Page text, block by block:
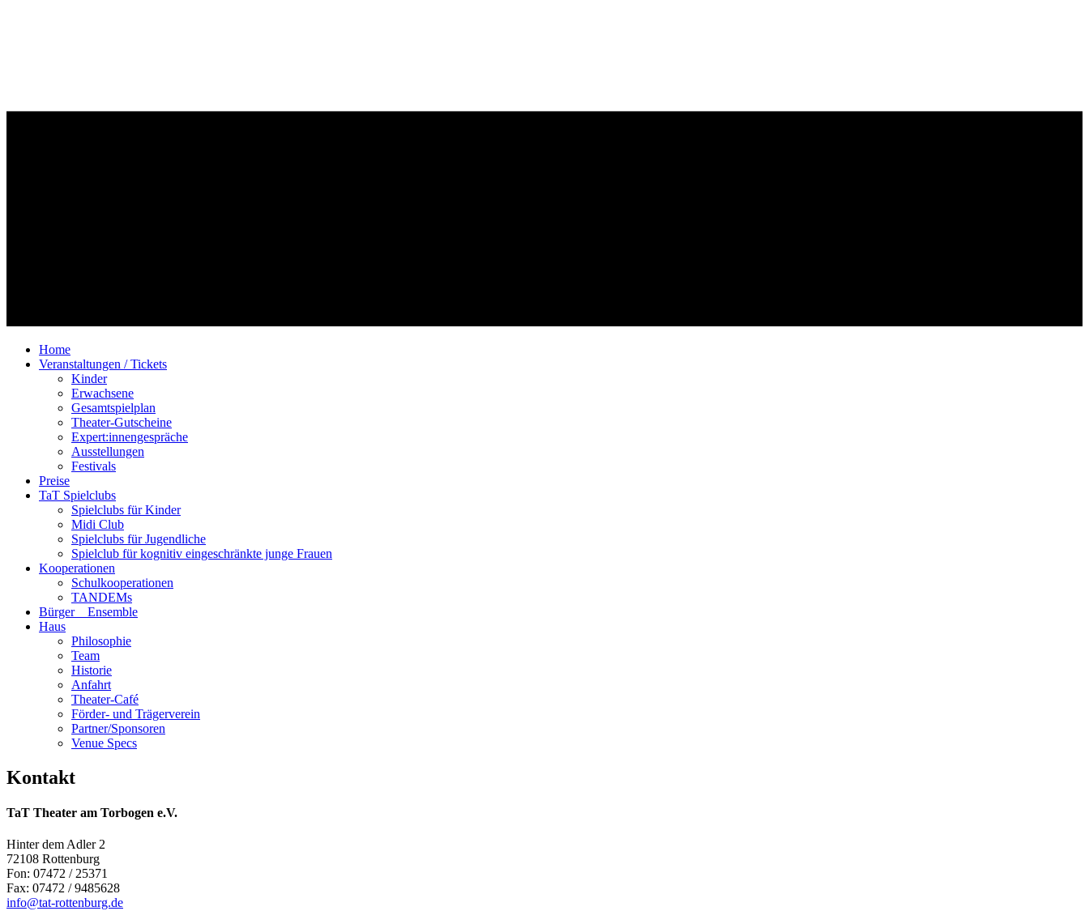
Home
Veranstaltungen / Tickets
Kinder
Erwachsene
Gesamtspielplan
Theater-Gutscheine
Expert:innengespräche
Ausstellungen
Festivals
Preise
TaT Spielclubs
Spielclubs für Kinder
Midi Club
Spielclubs für Jugendliche
Spielclub für kognitiv eingeschränkte junge Frauen
Kooperationen
Schulkooperationen
TANDEMs
Bürger__Ensemble
Haus
Philosophie
Team
Historie
Anfahrt
Theater-Café
Förder- und Trägerverein
Partner/Sponsoren
Venue Specs
Kontakt
TaT Theater am Torbogen e.V.
Hinter dem Adler 2
72108 Rottenburg
Fon: 07472 / 25371
Fax: 07472 / 9485628
info@tat-rottenburg.de